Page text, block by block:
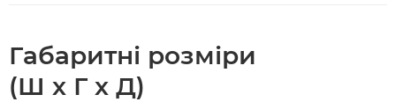
Габаритні розміри
(Ш x Г x Д)